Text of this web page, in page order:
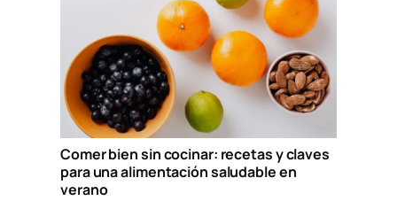
Comer bien sin cocinar: recetas y claves
para una alimentación saludable en
verano